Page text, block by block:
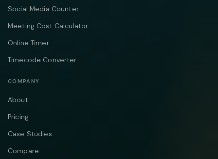
Social Media Counter
Meeting Cost Calculator
Online Timer
Timecode Converter
COMPANY
About
Pricing
Case Studies
Compare